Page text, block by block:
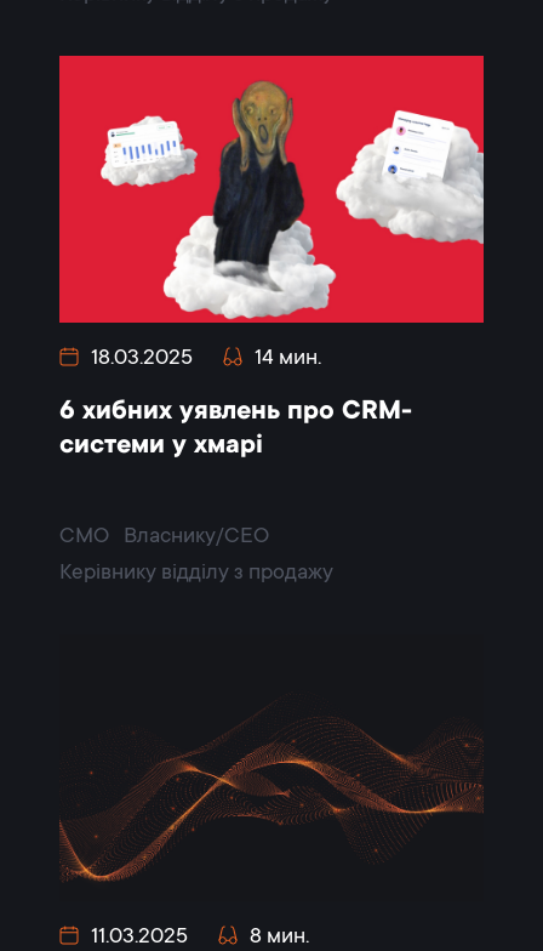
18.03.2025 14 мин.
6 хибних уявлень про CRM-
системи у хмарі
CMO
Власнику/CEO
Керівнику відділу з продажу
11.03.2025 8 мин.